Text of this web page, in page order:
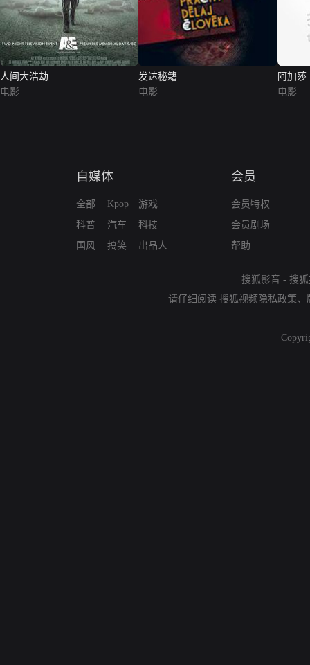
人间大浩劫
电影
发达秘籍
电影
阿加莎
电影
自媒体
全部
科普
国风
Kpop
汽车
搞笑
游戏
科技
出品人
会员
会员特权
会员剧场
帮助
搜狐影音 - 搜
请仔细阅读 搜狐视频隐私政策、